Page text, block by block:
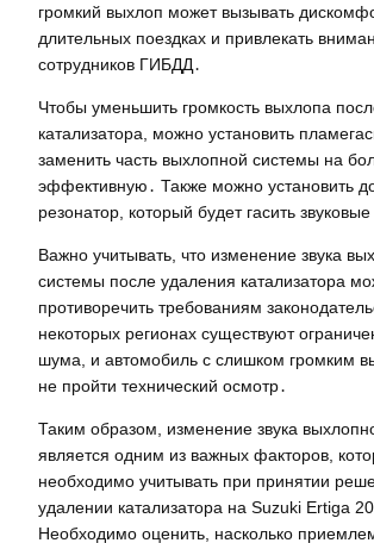
громкий выхлоп может вызывать
длительных поездках и привлекать
сотрудников ГИБДД․
Чтобы уменьшить громкость выхлопа
катализатора, можно установить
заменить часть выхлопной системы на
эффективную․ Также можно установить
резонатор, который будет гасить
Важно учитывать, что изменение звука
системы после удаления катализатора
противоречить требованиям
некоторых регионах существуют
шума, и автомобиль с слишком громким
не пройти технический осмотр․
Таким образом, изменение звука
является одним из важных факторов,
необходимо учитывать при принятии
удалении катализатора на Suzuki Ertiga
Необходимо оценить, насколько